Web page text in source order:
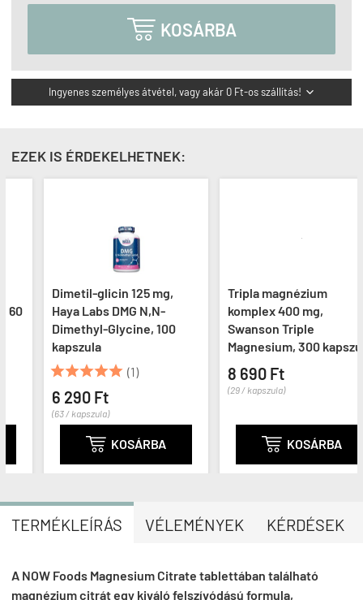
 KOSÁRBA
Ingyenes személyes átvétel, vagy akár 0 Ft-os szállítás! 
EZEK IS ÉRDEKELHETNEK:
Dimetil-glicin 125 mg,
Haya Labs DMG N,N-
Dimethyl-Glycine, 100
kapszula
(1)
6 290 Ft
(63 / kapszula)
KOSÁRBA
Tripla magnézium
komplex 400 mg,
Swanson Triple
Magnesium, 300 kapszula
8 690 Ft
(29 / kapszula)
KOSÁRBA
TERMÉKLEÍRÁS VÉLEMÉNYEK KÉRDÉSEK
A NOW Foods Magnesium Citrate tablettában található
magnézium citrát egy kiváló felszívódású formula,